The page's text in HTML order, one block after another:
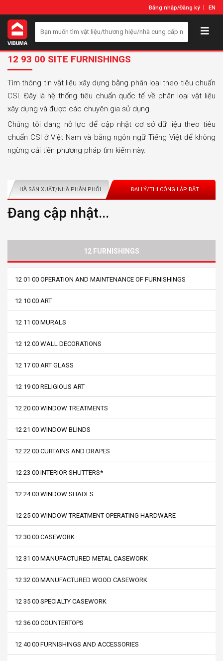
Đăng nhập/Đăng ký EN
12 93 00 SITE FURNISHINGS
Tìm thông tin vật liệu xây dựng bằng phân loại theo tiêu chuẩn
CSI. Đây là hệ thống tiêu chuẩn quốc tế về phân loại vật liệu
xây dựng và được các chuyên gia sử dụng.
Chúng tôi đang nỗ lực để cập nhật cơ sở dữ liệu theo tiêu
chuẩn CSI ở Việt Nam và bằng ngôn ngữ Tiếng Việt để không
ngừng cải tiến phương pháp tìm kiếm này.
NHÀ SẢN XUẤT/NHÀ PHÂN PHỐI ĐẠI LÝ/THI CÔNG LẮP ĐẶT
Đang cập nhật...
12 FURNISHINGS
12 01 00 OPERATION AND MAINTENANCE OF FURNISHINGS
12 10 00 ART
12 11 00 MURALS
12 12 00 WALL DECORATIONS
12 17 00 ART GLASS
12 19 00 RELIGIOUS ART
12 20 00 WINDOW TREATMENTS
12 21 00 WINDOW BLINDS
12 22 00 CURTAINS AND DRAPES
12 23 00 INTERIOR SHUTTERS*
12 24 00 WINDOW SHADES
12 25 00 WINDOW TREATMENT OPERATING HARDWARE
12 30 00 CASEWORK
12 31 00 MANUFACTURED METAL CASEWORK
12 32 00 MANUFACTURED WOOD CASEWORK
12 35 00 SPECIALTY CASEWORK
12 36 00 COUNTERTOPS
12 40 00 FURNISHINGS AND ACCESSORIES